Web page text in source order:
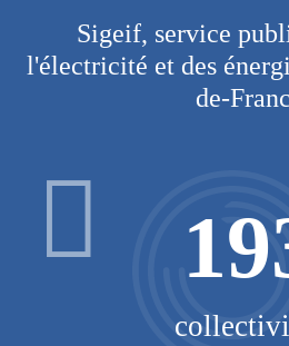
Sigeif, service
l'électricité et des
de-